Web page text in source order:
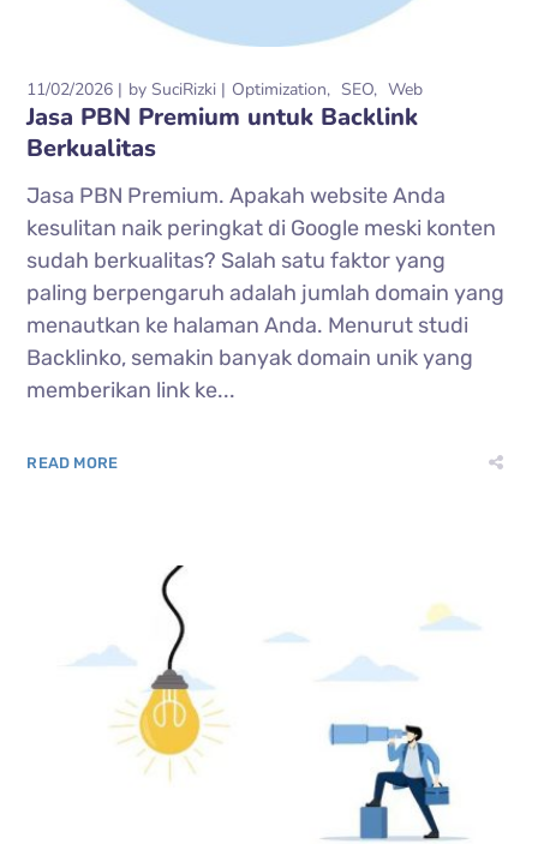
11/02/2026 bySuciRizki Optimization SEO Web
Jasa PBN Premium untuk Backlink
Berkualitas
Jasa PBN Premium. Apakah website Anda
kesulitan naik peringkat di Google meski konten
sudah berkualitas? Salah satu faktor yang
paling berpengaruh adalah jumlah domain yang
menautkan ke halaman Anda. Menurut studi
Backlinko, semakin banyak domain unik yang
memberikan link ke...
READ MORE